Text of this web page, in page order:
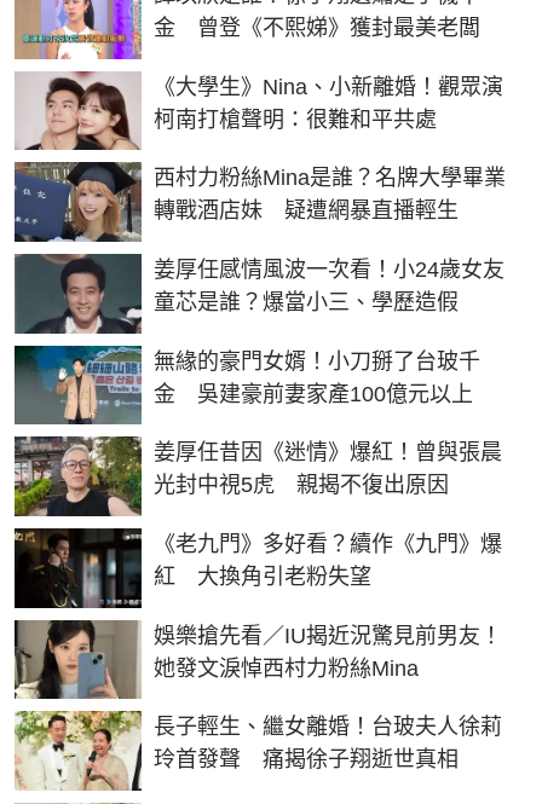
金 曾登《不熙娣》獲封最美老闆
《大學生》Nina、小新離婚！觀眾演
柯南打槍聲明：很難和平共處
西村力粉絲Mina是誰？名牌大學畢業
轉戰酒店妹 疑遭網暴直播輕生
姜厚任感情風波一次看！小24歲女友
童芯是誰？爆當小三、學歷造假
無緣的豪門女婿！小刀掰了台玻千
金 吳建豪前妻家產100億元以上
姜厚任昔因《迷情》爆紅！曾與張晨
光封中視5虎 親揭不復出原因
《老九門》多好看？續作《九門》爆
紅 大換角引老粉失望
娛樂搶先看／IU揭近況驚見前男友！
她發文淚悼西村力粉絲Mina
長子輕生、繼女離婚！台玻夫人徐莉
玲首發聲 痛揭徐子翔逝世真相